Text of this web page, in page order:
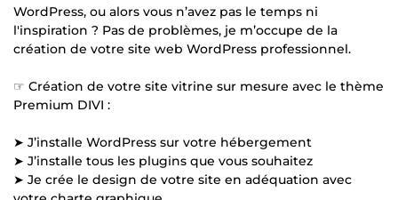
WordPress, ou alors vous n’avez pas le temps ni
l'inspiration ? Pas de problèmes, je m’occupe de la
création de votre site web WordPress professionnel.
☞ Création de votre site vitrine sur mesure avec le thème
Premium DIVI :
➤ J’installe WordPress sur votre hébergement
➤ J’installe tous les plugins que vous souhaitez
➤ Je crée le design de votre site en adéquation avec